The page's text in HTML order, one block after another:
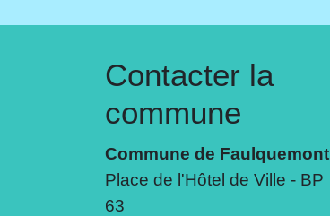
Contacter la
commune
Commune de Faulquemont
Place de l'Hôtel de Ville - BP
63